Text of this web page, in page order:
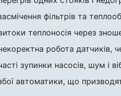
фільтрів та
теплоносія через
робота датчиків,
зупинки насосів, шум і
автоматики, що